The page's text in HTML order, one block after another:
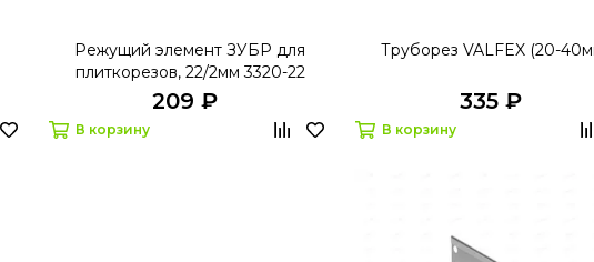
Режущий элемент ЗУБР для
плиткорезов, 22/2мм 3320-22
209 ₽
В корзину
Труборез VALFEX (20-
335 ₽
В корзину